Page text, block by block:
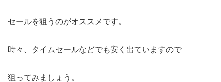
セールを狙うのがオススメです。
時々、タイムセールなどでも安く出ていますので
狙ってみましょう。